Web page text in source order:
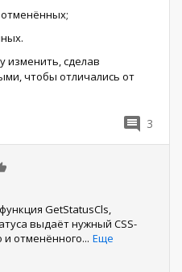
изменить, сделав
чтобы отличались от
3
GetStatusCls,
выдаёт нужный CSS-
и отменённого... Еще